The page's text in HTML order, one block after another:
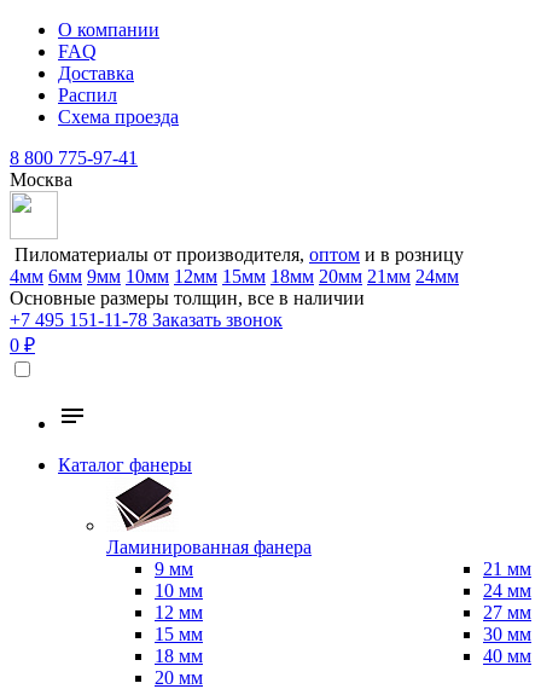
О компании
FAQ
Доставка
Распил
Схема проезда
8 800 775-97-41
Москва
Пиломатериалы от производителя, оптом и в розницу
4мм 6мм 9мм 10мм 12мм 15мм 18мм 20мм 21мм 24мм
Основные размеры толщин, все в наличии
+7 495 151-11-78 Заказать звонок
0 ₽
Каталог фанеры
Ламинированная фанера
9 мм
10 мм
12 мм
15 мм
18 мм
20 мм
21 мм
24 мм
27 мм
30 мм
40 мм